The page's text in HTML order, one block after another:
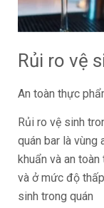
Rủi ro vệ
An toàn thực
Rủi ro vệ sinh
quán bar là vùng
khuẩn và an
và ở mức độ
sinh trong quán
là
gì?